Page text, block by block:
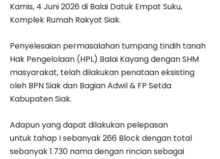
Kamis, 4 Juni 2026 di Balai Datuk Empat Suku,
Komplek Rumah Rakyat Siak.
Penyelesaian permasalahan tumpang tindih tanah
Hak Pengelolaan (HPL) Balai Kayang dengan SHM
masyarakat, telah dilakukan penataan eksisting
oleh BPN Siak dan Bagian Adwil & FP Setda
Kabupaten Siak.
Adapun yang dapat dilakukan pelepasan
untuk tahap I sebanyak 266 Block dengan total
sebanyak 1.730 nama dengan rincian sebagai